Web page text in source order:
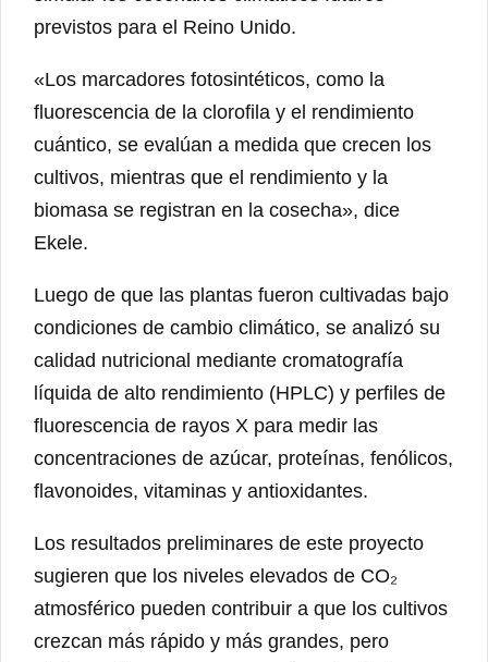
previstos para el Reino Unido.
«Los marcadores fotosintéticos, como la
fluorescencia de la clorofila y el rendimiento
cuántico, se evalúan a medida que crecen los
cultivos, mientras que el rendimiento y la
biomasa se registran en la cosecha», dice
Ekele.
Luego de que las plantas fueron cultivadas bajo
condiciones de cambio climático, se analizó su
calidad nutricional mediante cromatografía
líquida de alto rendimiento (HPLC) y perfiles de
fluorescencia de rayos X para medir las
concentraciones de azúcar, proteínas, fenólicos,
flavonoides, vitaminas y antioxidantes.
Los resultados preliminares de este proyecto
sugieren que los niveles elevados de CO₂
atmosférico pueden contribuir a que los cultivos
crezcan más rápido y más grandes, pero